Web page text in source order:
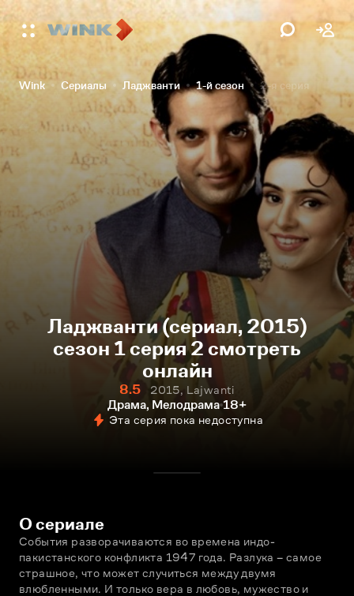
Wink Сериалы Ладжванти 1-й сезон 2-я серия
Ладжванти (сериал, 2015)
сезон 1 серия 2 смотреть
онлайн
8.5
2015, Lajwanti
Драма, Мелодрама 18+
Эта серия пока недоступна
О сериале
События разворачиваются во времена индо-
пакистанского конфликта 1947 года. Разлука – самое
страшное, что может случиться между двумя
влюбленными. И только вера в любовь, мужество и